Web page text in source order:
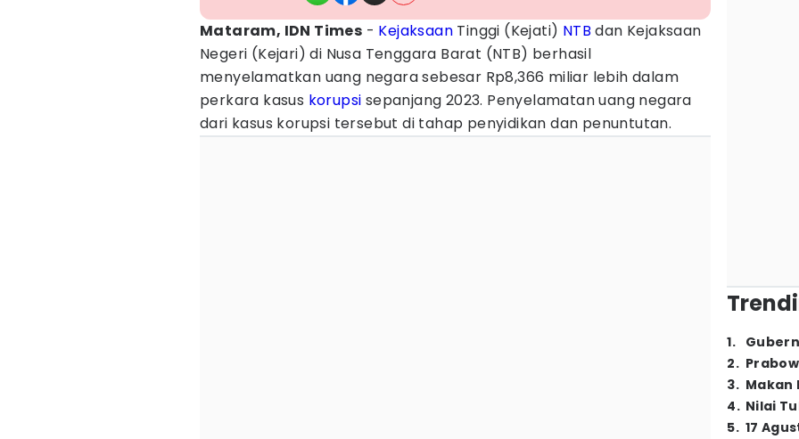
Mataram, IDN Times - Kejaksaan Tinggi (Kejati) NTB dan Kejaksaan
Negeri (Kejari) di Nusa Tenggara Barat (NTB) berhasil
menyelamatkan uang negara sebesar Rp8,366 miliar lebih dalam
perkara kasus korupsi sepanjang 2023. Penyelamatan uang negara
dari kasus korupsi tersebut di tahap penyidikan dan penuntutan.
1.
2.
3. Makan
4. Nilai
5. 17